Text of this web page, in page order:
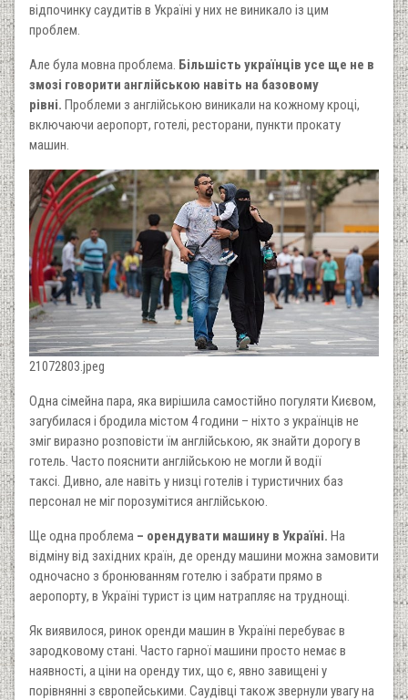
відпочинку саудитів в Україні у них не виникало із цим
проблем.
Але була мовна проблема. Більшість українців усе ще не в
змозі говорити англійською навіть на базовому
рівні. Проблеми з англійською виникали на кожному кроці,
включаючи аеропорт, готелі, ресторани, пункти прокату
машин.
21072803.jpeg
Одна сімейна пара, яка вирішила самостійно погуляти Києвом,
загубилася і бродила містом 4 години – ніхто з українців не
зміг виразно розповісти їм англійською, як знайти дорогу в
готель. Часто пояснити англійською не могли й водії
таксі. Дивно, але навіть у низці готелів і туристичних баз
персонал не міг порозумітися англійською.
Ще одна проблема – орендувати машину в Україні. На
відміну від західних країн, де оренду машини можна замовити
одночасно з бронюванням готелю і забрати прямо в
аеропорту, в Україні турист із цим натрапляє на труднощі.
Як виявилося, ринок оренди машин в Україні перебуває в
зародковому стані. Часто гарної машини просто немає в
наявності, а ціни на оренду тих, що є, явно завищені у
порівнянні з європейськими. Саудівці також звернули увагу на